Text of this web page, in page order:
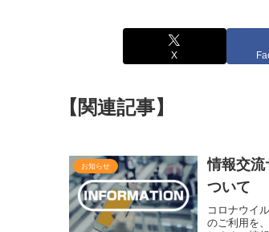
X
【関連記事】
お知らせ
情報交
ついて
コロナウイ
のご利用を